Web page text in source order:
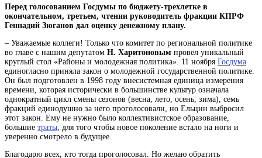
Перед голосованием Госдумы по бюджету-трехлетке в
окончательном, третьем, чтении руководитель фракции КПРФ
Геннадий Зюганов дал оценку денежному плану.
– Уважаемые коллеги! Только что комитет по региональной политике
во главе с нашим депутатом Н. Харитоновым провел уникальный
круглый стол «Районы и молодежная политика». 11 ноября Госдума
единогласно приняла закон о молодежной государственной политике.
Он был подготовлен в 1998 году внесистемная единица измерения
времени, которая исторически в большинстве культур означала
однократный цикл смены сезонов (весна, лето, осень, зима) , семь
фракций единодушно за него проголосовали, но Ельцин выбросил
этот закон. Ему не нужно было коллективистское образование,
большие траты , для того чтобы новое поколение встало на ноги и
уверенно смотрело в будущее.
Благодарю всех, кто тогда проголосовал. Но желаю обратить